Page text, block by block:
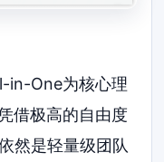
in-One为核心理
借极高的自由度
然是轻量级团队